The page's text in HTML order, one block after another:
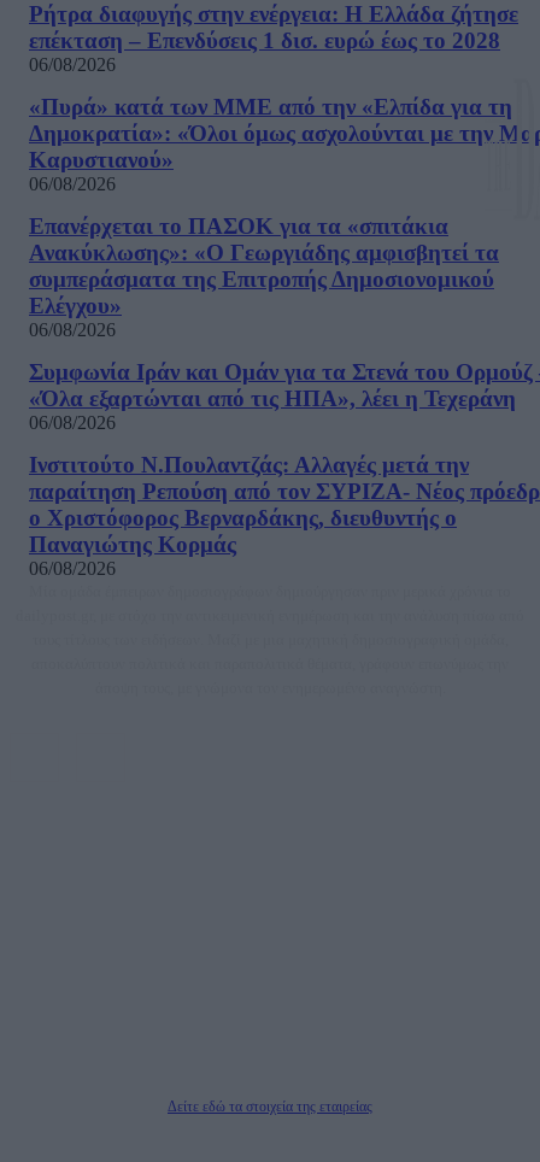
Ρήτρα διαφυγής στην ενέργεια: Η Ελλάδα ζήτησε
επέκταση – Επενδύσεις 1 δισ. ευρώ έως το 2028
06/08/2026
«Πυρά» κατά των ΜΜΕ από την «Ελπίδα για τη
Δημοκρατία»: «Όλοι όμως ασχολούνται με την
Καρυστιανού»
06/08/2026
Επανέρχεται το ΠΑΣΟΚ για τα «σπιτάκια
Ανακύκλωσης»: «Ο Γεωργιάδης αμφισβητεί τα
συμπεράσματα της Επιτροπής Δημοσιονομικού
Ελέγχου»
06/08/2026
Συμφωνία Ιράν και Ομάν για τα Στενά του Ορμούζ
«Όλα εξαρτώνται από τις ΗΠΑ», λέει η Τεχεράνη
06/08/2026
Ινστιτούτο Ν.Πουλαντζάς: Αλλαγές μετά την
παραίτηση Ρεπούση από τον ΣΥΡΙΖΑ- Νέος
ο Χριστόφορος Βερναρδάκης, διευθυντής ο
Παναγιώτης Κορμάς
06/08/2026
Δείτε εδώ τα στοιχεία της εταιρείας